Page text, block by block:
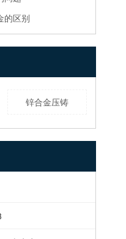
的区别
锌合金压铸